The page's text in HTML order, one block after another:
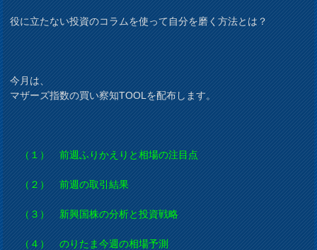
役に立たない投資のコラムを使って自分を磨く方法とは？
今月は、
マザーズ指数の買い察知TOOLを配布します。
（１） 前週ふりかえりと相場の注目点
（２） 前週の取引結果
（３） 新興国株の分析と投資戦略
（４） のりたま今週の相場予測